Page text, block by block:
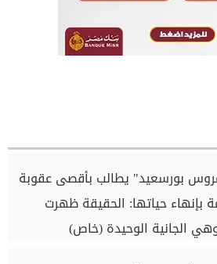
بورسعيد" يطالب بأقصى عقوبة
بإنهاء حياتها: الحقيقة ظهرت
الجانية الوحيدة (خاص)